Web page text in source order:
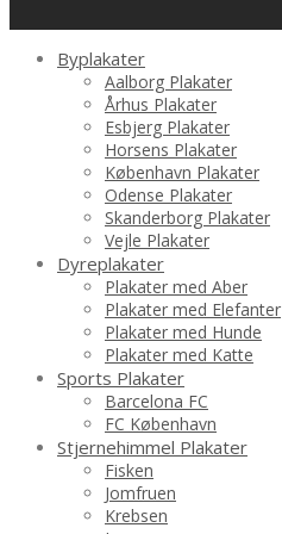
Byplakater
Aalborg Plakater
Århus Plakater
Esbjerg Plakater
Horsens Plakater
København Plakater
Odense Plakater
Skanderborg Plakater
Vejle Plakater
Dyreplakater
Plakater med Aber
Plakater med Elefanter
Plakater med Hunde
Plakater med Katte
Sports Plakater
Barcelona FC
FC København
Stjernehimmel Plakater
Fisken
Jomfruen
Krebsen